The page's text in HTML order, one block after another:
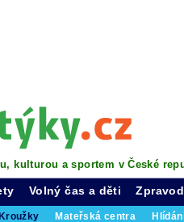
kulturou a sportem v České
Volný čas a děti
Kroužky Mateřská centra